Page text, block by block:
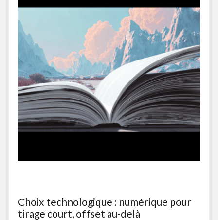
Choix technologique : numérique pour
tirage court, offset au-delà